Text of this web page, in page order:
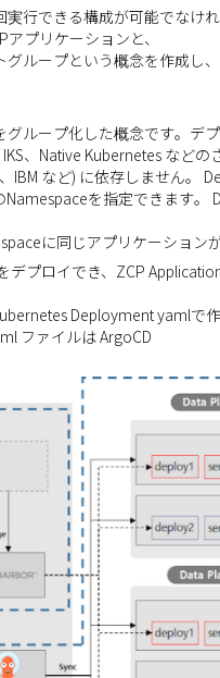
行できる構成が可能でなけれ
プリケーションと、
ループという概念を作成し、
ループ化した概念です。デ
、Native Kubernetes などの
IBM など) に依存しません。
を指定できます。
に同じアプリケーション
デプロイでき、ZCP
Deployment yamlで作
ファイルは ArgoCD